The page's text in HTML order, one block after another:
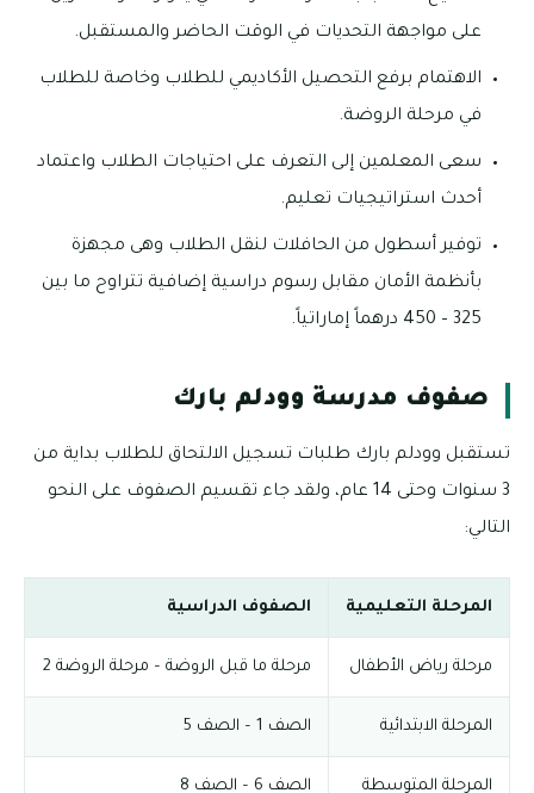
على مواجهة التحديات في الوقت الحاضر والمستقبل.
الاهتمام برفع التحصيل الأكاديمي للطلاب وخاصة للطلاب
في مرحلة الروضة.
سعى المعلمين إلى التعرف على احتياجات الطلاب واعتماد
أحدث استراتيجيات تعليم.
توفير أسطول من الحافلات لنقل الطلاب وهى مجهزة
بأنظمة الأمان مقابل رسوم دراسية إضافية تتراوح ما بين
325 – 450 درهماً إماراتياً.
صفوف مدرسة وودلم بارك
تستقبل وودلم بارك طلبات تسجيل الالتحاق للطلاب بداية من
3 سنوات وحتى 14 عام، ولقد جاء تقسيم الصفوف على النحو
التالي:
المرحلة التعليمية الصفوف الدراسية
مرحلة رياض الأطفال مرحلة ما قبل الروضة – مرحلة الروضة 2
المرحلة الابتدائية الصف 1 – الصف 5
المرحلة المتوسطة الصف 6 – الصف 8